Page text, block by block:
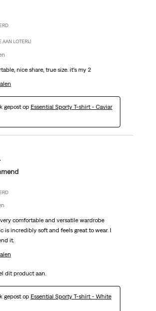
AAN LOTERIJ
nice share, true size. it’s my 2
gepost op Essential Sporty T-shirt - Caviar
comfortable and versatile wardrobe
is incredibly soft and feels great to wear. I
it.
dit product aan.
gepost op Essential Sporty T-shirt - White